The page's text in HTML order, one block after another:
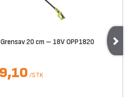
20 cm – 18V OPP1820
/STK